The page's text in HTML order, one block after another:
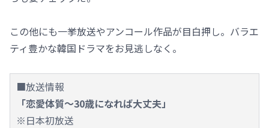
この他にも一挙放送やアンコール作品が目白押し。バラエ
ティ豊かな韓国ドラマをお見逃しなく。
■放送情報
「恋愛体質～30歳になれば大丈夫」
※日本初放送